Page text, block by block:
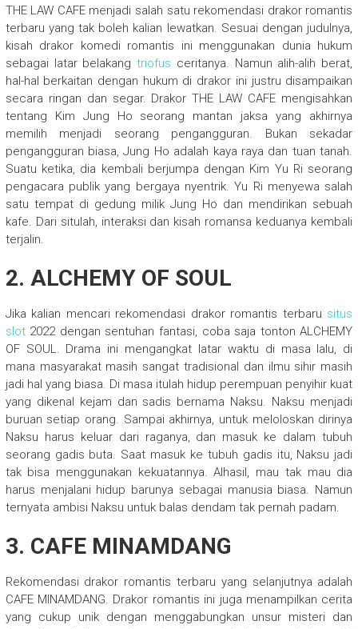
THE LAW CAFE menjadi salah satu rekomendasi drakor romantis
terbaru yang tak boleh kalian lewatkan. Sesuai dengan judulnya,
kisah drakor komedi romantis ini menggunakan dunia hukum
sebagai latar belakangtriofus ceritanya. Namun alih-alih berat,
hal-hal berkaitan dengan hukum di drakor ini justru disampaikan
secara ringan dan segar. Drakor THE LAW CAFE mengisahkan
tentang Kim Jung Ho seorang mantan jaksa yang akhirnya
memilih menjadi seorang pengangguran. Bukan sekadar
pengangguran biasa, Jung Ho adalah kaya raya dan tuan tanah.
Suatu ketika, dia kembali berjumpa dengan Kim Yu Ri seorang
pengacara publik yang bergaya nyentrik. Yu Ri menyewa salah
satu tempat di gedung milik Jung Ho dan mendirikan sebuah
kafe. Dari situlah, interaksi dan kisah romansa keduanya kembali
terjalin.
2. ALCHEMY OF SOUL
Jika kalian mencari rekomendasi drakor romantis terbaru situs
slot2022 dengan sentuhan fantasi, coba saja tonton ALCHEMY
OF SOUL. Drama ini mengangkat latar waktu di masa lalu, di
mana masyarakat masih sangat tradisional dan ilmu sihir masih
jadi hal yang biasa. Di masa itulah hidup perempuan penyihir kuat
yang dikenal kejam dan sadis bernama Naksu. Naksu menjadi
buruan setiap orang. Sampai akhirnya, untuk meloloskan dirinya
Naksu harus keluar dari raganya, dan masuk ke dalam tubuh
seorang gadis buta. Saat masuk ke tubuh gadis itu, Naksu jadi
tak bisa menggunakan kekuatannya. Alhasil, mau tak mau dia
harus menjalani hidup barunya sebagai manusia biasa. Namun
ternyata ambisi Naksu untuk balas dendam tak pernah padam.
3. CAFE MINAMDANG
Rekomendasi drakor romantis terbaru yang selanjutnya adalah
CAFE MINAMDANG. Drakor romantis ini juga menampilkan cerita
yang cukup unik dengan menggabungkan unsur misteri dan